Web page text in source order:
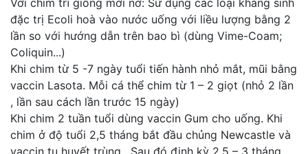
Với chim trĩ giống mới nở: Sử dụng các loại kháng sinh
đặc trị Ecoli hoà vào nước uống với liều lượng bằng 2
lần so với hướng dẫn trên bao bì (dùng Vime-Coam;
Coliquin...)
Khi chim từ 5 -7 ngày tuổi tiến hành nhỏ mắt, mũi bằng
vaccin Lasota. Mỗi cá thể chim từ 1 – 2 giọt (nhỏ 2 lần
, lần sau cách lần trước 15 ngày)
Khi chim 2 tuần tuổi dùng vaccin Gum cho uống. Khi
chim ở độ tuổi 2,5 tháng bắt đầu chủng Newcastle và
vaccin tụ huyết trùng . Sau đó định kỳ 2,5 – 3 tháng